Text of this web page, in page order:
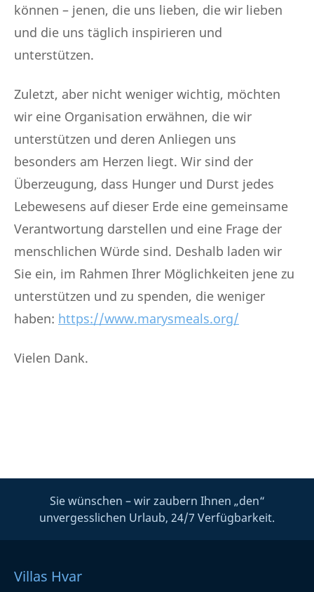
können – jenen, die uns lieben, die wir lieben
und die uns täglich inspirieren und
unterstützen.
Zuletzt, aber nicht weniger wichtig, möchten
wir eine Organisation erwähnen, die wir
unterstützen und deren Anliegen uns
besonders am Herzen liegt. Wir sind der
Überzeugung, dass Hunger und Durst jedes
Lebewesens auf dieser Erde eine gemeinsame
Verantwortung darstellen und eine Frage der
menschlichen Würde sind. Deshalb laden wir
Sie ein, im Rahmen Ihrer Möglichkeiten jene zu
unterstützen und zu spenden, die weniger
haben: https://www.marysmeals.org/
Vielen Dank.
Sie wünschen – wir zaubern Ihnen „den“
unvergesslichen Urlaub, 24/7 Verfügbarkeit.
Villas Hvar